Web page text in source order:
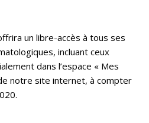
un libre-accès à tous ses
incluant ceux
dans l’espace « Mes
notre site internet, à compter